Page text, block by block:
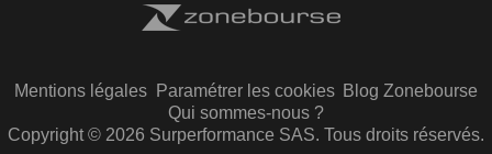
Mentions légales Paramétrer les cookies Blog Zonebourse
Qui sommes-nous ?
Copyright © 2026 Surperformance SAS. Tous droits réservés.